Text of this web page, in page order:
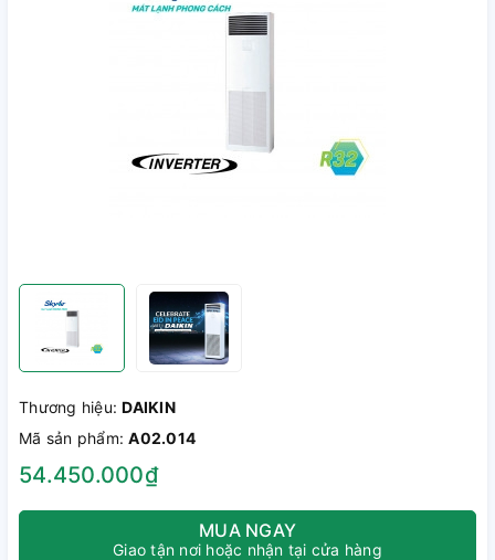
Thương hiệu:DAIKIN
Mã sản phẩm:A02.014
54.450.000₫
MUA NGAY
Giao tận nơi hoặc nhận tại cửa hàng